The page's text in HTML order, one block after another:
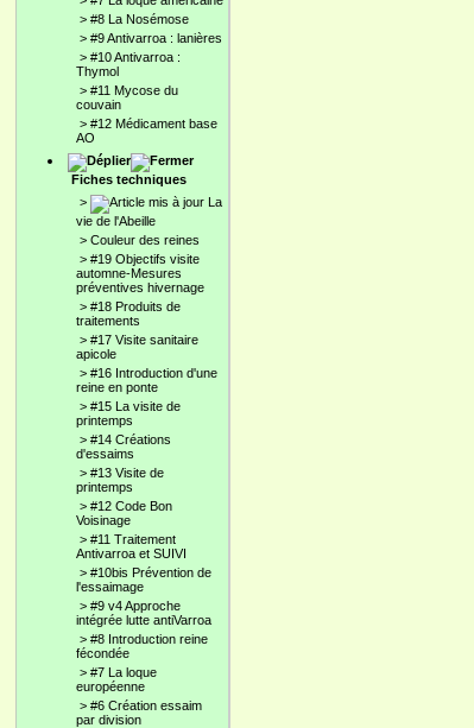
> #8 La Nosémose
> #9 Antivarroa : lanières
> #10 Antivarroa :
Thymol
> #11 Mycose du
couvain
> #12 Médicament base
AO
Fiches techniques
>
La
vie de l'Abeille
> Couleur des reines
> #19 Objectifs visite
automne-Mesures
préventives hivernage
> #18 Produits de
traitements
> #17 Visite sanitaire
apicole
> #16 Introduction d'une
reine en ponte
> #15 La visite de
printemps
> #14 Créations
d'essaims
> #13 Visite de
printemps
> #12 Code Bon
Voisinage
> #11 Traitement
Antivarroa et SUIVI
> #10bis Prévention de
l'essaimage
> #9 v4 Approche
intégrée lutte antiVarroa
> #8 Introduction reine
fécondée
> #7 La loque
européenne
> #6 Création essaim
par division